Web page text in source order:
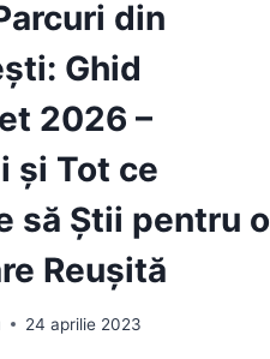
din
Ghid
2026 –
și Tot ce
să Știi pentru o
Reușită
24 aprilie 2023